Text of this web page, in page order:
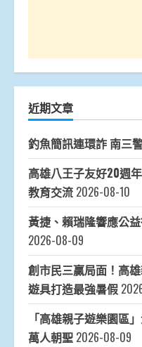
近期文章
釣魚簡訊連環詐 南三
高雄八王子友好20週
教育交流 2026-08-10
黃捷、賴瑞隆響應公
2026-08-09
創市民三贏局面！高
遊具打造最強暑假
「高雄親子遊樂園區
萬人朝聖 2026-08-09